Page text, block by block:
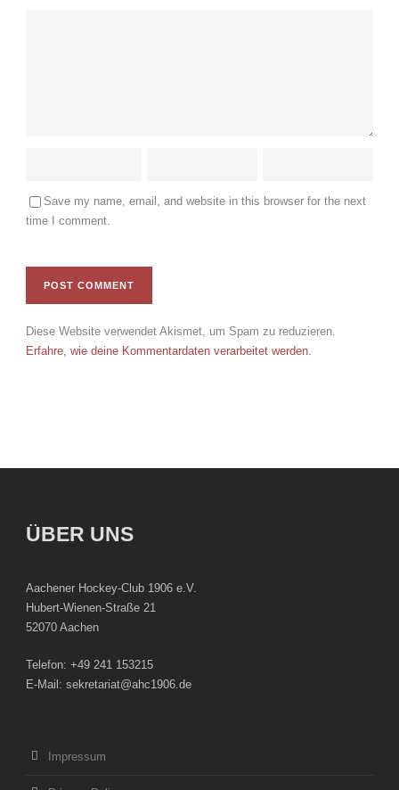
Save my name, email, and website in this browser for the next
time I comment.
Diese Website verwendet Akismet, um Spam zu reduzieren.
Erfahre, wie deine Kommentardaten verarbeitet werden.
ÜBER UNS
Aachener Hockey-Club 1906 e.V.
Hubert-Wienen-Straße 21
52070 Aachen
Telefon: +49 241 153215
E-Mail: sekretariat@ahc1906.de
Impressum